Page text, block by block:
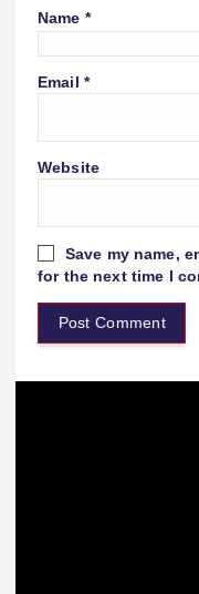
Name *
Email *
Website
Save my name,
for the next time I